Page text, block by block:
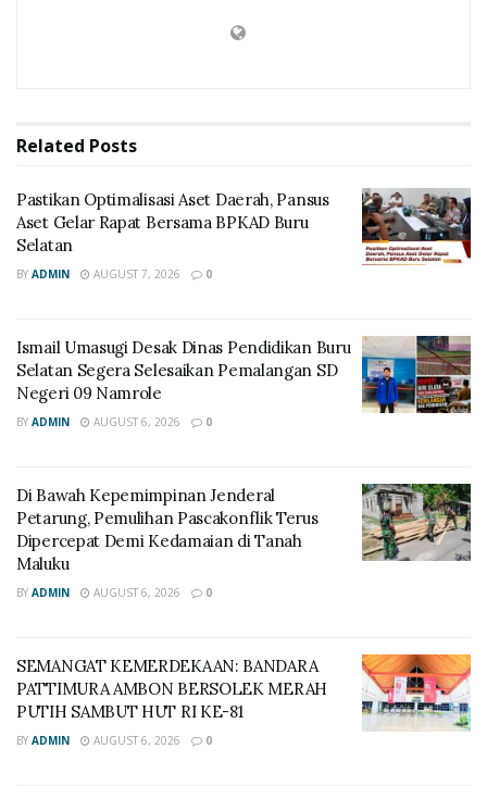
Related Posts
Pastikan Optimalisasi Aset Daerah, Pansus
Aset Gelar Rapat Bersama BPKAD Buru
Selatan
BY ADMIN AUGUST 7, 2026 0
Ismail Umasugi Desak Dinas Pendidikan Buru
Selatan Segera Selesaikan Pemalangan SD
Negeri 09 Namrole
BY ADMIN AUGUST 6, 2026 0
Di Bawah Kepemimpinan Jenderal
Petarung, Pemulihan Pascakonflik Terus
Dipercepat Demi Kedamaian di Tanah
Maluku
BY ADMIN AUGUST 6, 2026 0
SEMANGAT KEMERDEKAAN: BANDARA
PATTIMURA AMBON BERSOLEK MERAH
PUTIH SAMBUT HUT RI KE-81
BY ADMIN AUGUST 6, 2026 0